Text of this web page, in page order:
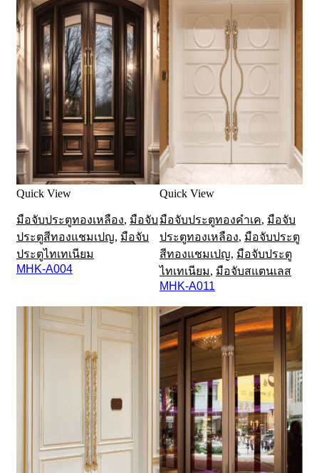
Quick View
มือจับประตูทองเหลือง, มือจับ
ประตูสีทองแชมเปญ, มือจับ
ประตูไทเทเนียม
MHK-A004
Quick View
มือจับประตูทองคำเค, มือจับ
ประตูทองเหลือง, มือจับประตู
สีทองแชมเปญ, มือจับประตู
ไทเทเนียม, มือจับสแตนเลส
MHK-A011